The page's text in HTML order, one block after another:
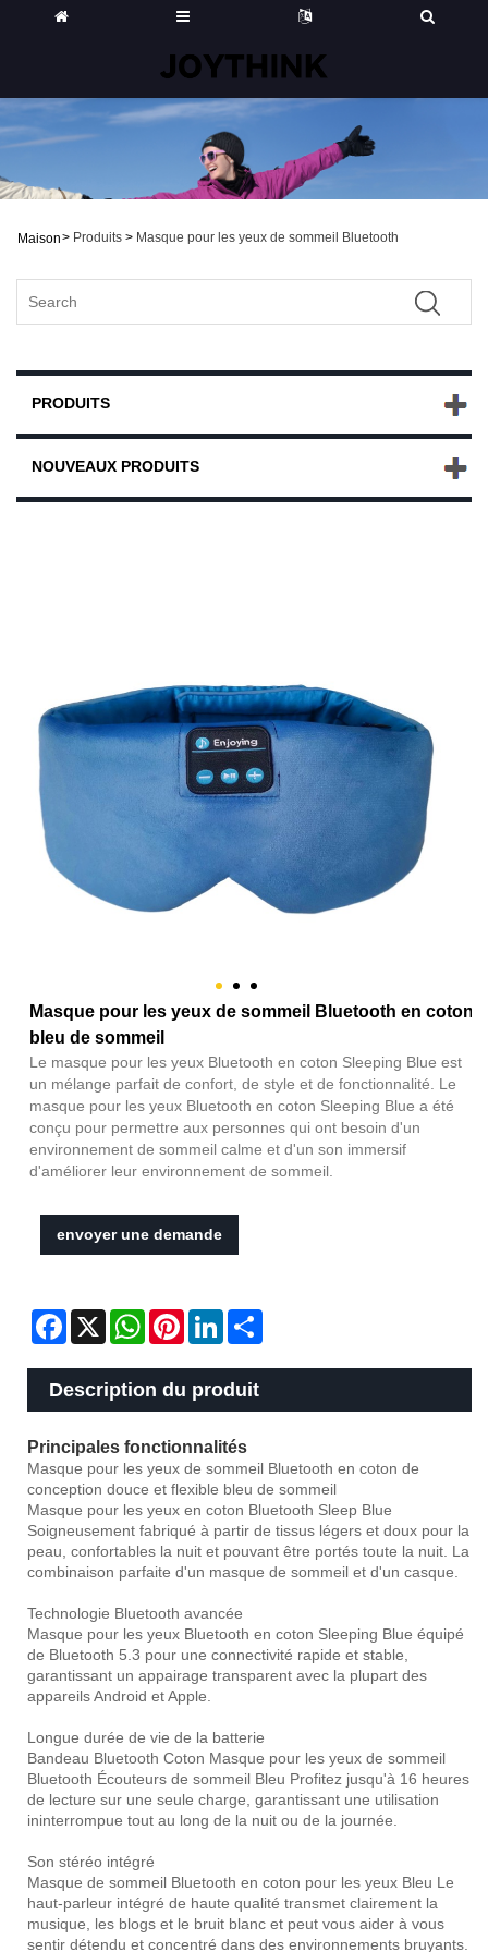
Maison> Produits > Masque pour les yeux de sommeil Bluetooth
PRODUITS
NOUVEAUX PRODUITS
Masque pour les yeux de sommeil Bluetooth en coton
bleu de sommeil
Le masque pour les yeux Bluetooth en coton Sleeping Blue est
un mélange parfait de confort, de style et de fonctionnalité. Le
masque pour les yeux Bluetooth en coton Sleeping Blue a été
conçu pour permettre aux personnes qui ont besoin d'un
environnement de sommeil calme et d'un son immersif
d'améliorer leur environnement de sommeil.
envoyer une demande
Facebook
X WhatsAppPinterestLinkedIn
Description du produit
Principales fonctionnalités
Masque pour les yeux de sommeil Bluetooth en coton de
conception douce et flexible bleu de sommeil
Masque pour les yeux en coton Bluetooth Sleep Blue
Soigneusement fabriqué à partir de tissus légers et doux pour la
peau, confortables la nuit et pouvant être portés toute la nuit. La
combinaison parfaite d'un masque de sommeil et d'un casque.
Technologie Bluetooth avancée
Masque pour les yeux Bluetooth en coton Sleeping Blue équipé
de Bluetooth 5.3 pour une connectivité rapide et stable,
garantissant un appairage transparent avec la plupart des
appareils Android et Apple.
Longue durée de vie de la batterie
Bandeau Bluetooth Coton Masque pour les yeux de sommeil
Bluetooth Écouteurs de sommeil Bleu Profitez jusqu'à 16 heures
de lecture sur une seule charge, garantissant une utilisation
ininterrompue tout au long de la nuit ou de la journée.
Son stéréo intégré
Masque de sommeil Bluetooth en coton pour les yeux Bleu Le
haut-parleur intégré de haute qualité transmet clairement la
musique, les blogs et le bruit blanc et peut vous aider à vous
sentir détendu et concentré dans des environnements bruyants.